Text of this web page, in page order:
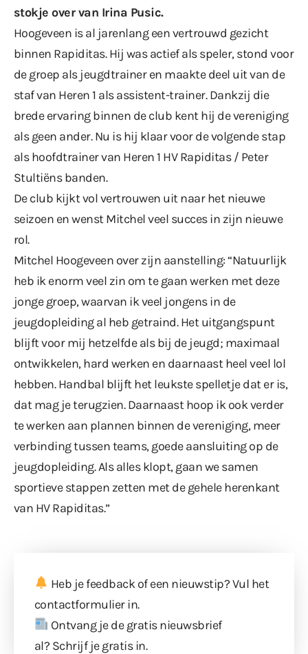
stokje over van Irina Pusic.
Hoogeveen is al jarenlang een vertrouwd gezicht
binnen Rapiditas. Hij was actief als speler, stond voor
de groep als jeugdtrainer en maakte deel uit van de
staf van Heren 1 als assistent-trainer. Dankzij die
brede ervaring binnen de club kent hij de vereniging
als geen ander. Nu is hij klaar voor de volgende stap
als hoofdtrainer van Heren 1 HV Rapiditas / Peter
Stultiëns banden.
De club kijkt vol vertrouwen uit naar het nieuwe
seizoen en wenst Mitchel veel succes in zijn nieuwe
rol.
Mitchel Hoogeveen over zijn aanstelling: “Natuurlijk
heb ik enorm veel zin om te gaan werken met deze
jonge groep, waarvan ik veel jongens in de
jeugdopleiding al heb getraind. Het uitgangspunt
blijft voor mij hetzelfde als bij de jeugd; maximaal
ontwikkelen, hard werken en daarnaast heel veel lol
hebben. Handbal blijft het leukste spelletje dat er is,
dat mag je terugzien. Daarnaast hoop ik ook verder
te werken aan plannen binnen de vereniging, meer
verbinding tussen teams, goede aansluiting op de
jeugdopleiding. Als alles klopt, gaan we samen
sportieve stappen zetten met de gehele herenkant
van HV Rapiditas.”
Heb je feedback of een nieuwstip? Vul het
contactformulierin.
Ontvang je de gratis nieuwsbrief
al? Schrijf je gratis in.